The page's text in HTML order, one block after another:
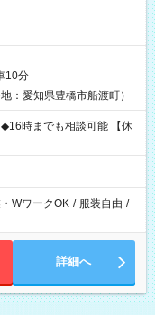
10分
：愛知県豊橋市船渡町）
WワークOK / 服装自由 /
詳細へ